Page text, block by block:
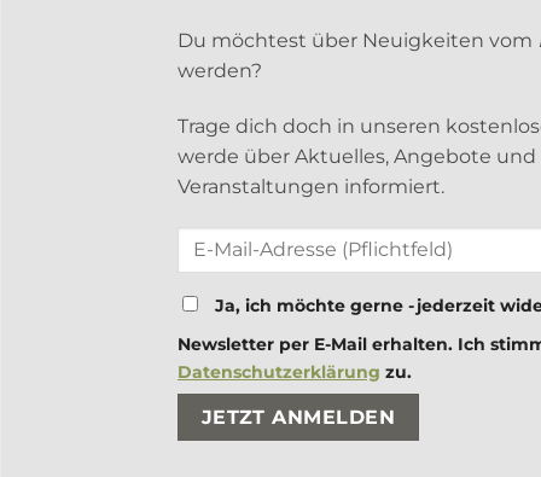
Du möchtest über Neuigkeiten vom
werden?
Trage dich doch in unseren
werde über Aktuelles, Angebote
Veranstaltungen informiert.
Ja, ich möchte gerne - jederzeit
Newsletter per E-Mail erhalten. Ich
Datenschutzerklärung zu.
Bitte lasse dieses Feld leer.
Bitte lasse dieses Feld leer.